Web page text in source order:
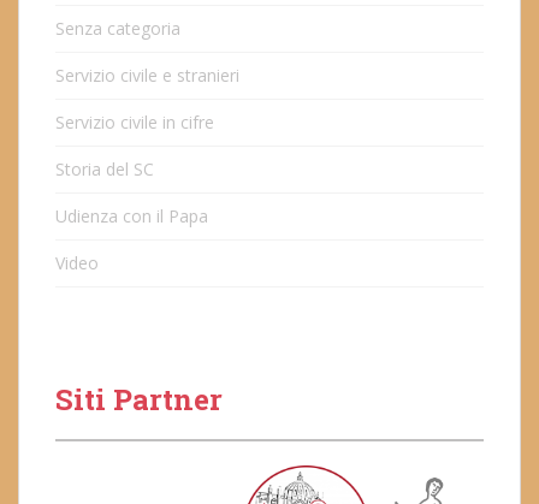
Senza categoria
Servizio civile e stranieri
Servizio civile in cifre
Storia del SC
Udienza con il Papa
Video
Siti Partner